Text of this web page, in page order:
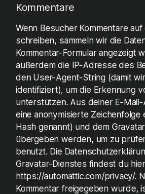
Kommentare
Wenn Besucher Kommentare
schreiben, sammeln wir die
Kommentar-Formular angezeigt
außerdem die IP-Adresse des
den User-Agent-String (damit
identifiziert), um die Erkennung
unterstützen. Aus deiner E-
eine anonymisierte Zeichenfolge
Hash genannt) und dem
übergeben werden, um zu
benutzt. Die
Gravatar-Dienstes findest du
https://automattic.com/privacy/.
Kommentar freigegeben wurde,